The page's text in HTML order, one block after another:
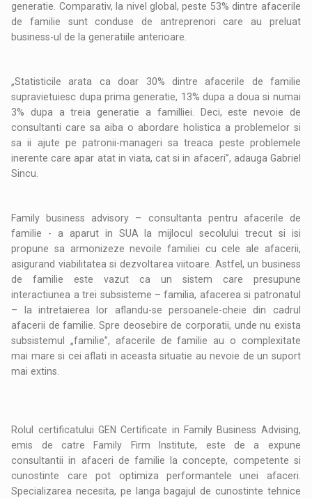
generatie. Comparativ, la nivel global, peste 53% dintre afacerile
de familie sunt conduse de antreprenori care au preluat
business-ul de la generatiile anterioare.
„Statisticile arata ca doar 30% dintre afacerile de familie
supravietuiesc dupa prima generatie, 13% dupa a doua si numai
3% dupa a treia generatie a familliei. Deci, este nevoie de
consultanti care sa aiba o abordare holistica a problemelor si
sa ii ajute pe patronii-manageri sa treaca peste problemele
inerente care apar atat in viata, cat si in afaceri”, adauga Gabriel
Sincu.
Family business advisory – consultanta pentru afacerile de
familie - a aparut in SUA la mijlocul secolului trecut si isi
propune sa armonizeze nevoile familiei cu cele ale afacerii,
asigurand viabilitatea si dezvoltarea viitoare. Astfel, un business
de familie este vazut ca un sistem care presupune
interactiunea a trei subsisteme – familia, afacerea si patronatul
– la intretaierea lor aflandu-se persoanele-cheie din cadrul
afacerii de familie. Spre deosebire de corporatii, unde nu exista
subsistemul „familie”, afacerile de familie au o complexitate
mai mare si cei aflati in aceasta situatie au nevoie de un suport
mai extins.
Rolul certificatului GEN Certificate in Family Business Advising,
emis de catre Family Firm Institute, este de a expune
consultantii in afaceri de familie la concepte, competente si
cunostinte care pot optimiza performantele unei afaceri.
Specializarea necesita, pe langa bagajul de cunostinte tehnice